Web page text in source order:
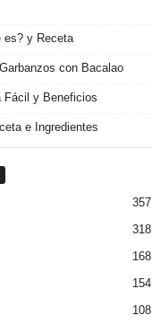
es? y Receta
con Bacalao
Fácil y Beneficios
e Ingredientes
357
318
168
154
108